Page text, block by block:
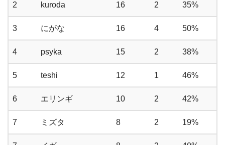
2 kuroda 16 2 35%
3 にがな 16 4 50%
4 psyka 15 2 38%
5 teshi 12 1 46%
6 エリンギ 10 2 42%
7 ミズタ 8 2 19%